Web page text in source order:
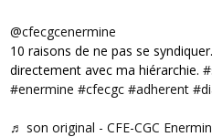
@cfecgcenermine
10 raisons de ne pas se
directement avec ma hiérarchie.
#enermine #cfecgc #adherent
♬ son original - CFE-CGC